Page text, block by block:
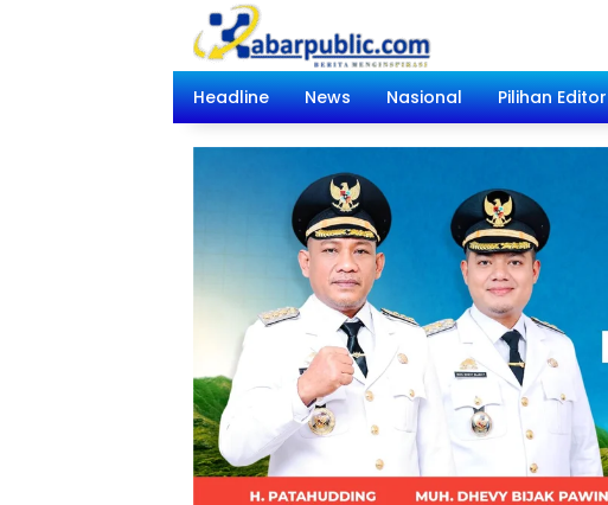
Headline
News Nasional Pilihan Editor